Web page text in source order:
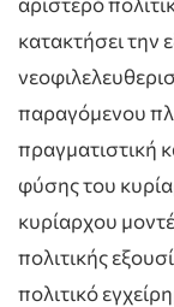
κατακτήσει την
παραγόμενου
πραγματιστική
φύσης του
κυρίαρχου
πολιτικής
πολιτικό